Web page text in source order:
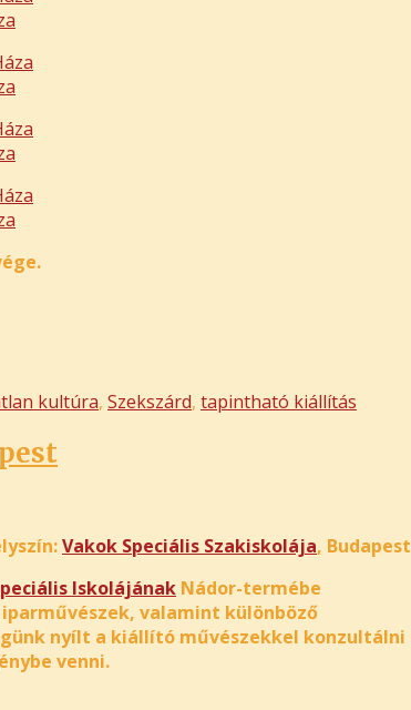
kultúra, Szekszárd, tapintható kiállítás
Vakok Speciális Szakiskolája, Budapest
Iskolájának Nádor-termébe
valamint különböző
nyílt a kiállító művészekkel konzultálni
venni.